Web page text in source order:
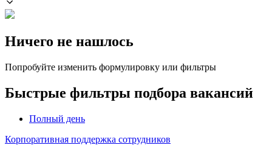
Ничего не нашлось
Попробуйте изменить формулировку или фильтры
Быстрые фильтры подбора вакансий
Полный день
Корпоративная поддержка сотрудников